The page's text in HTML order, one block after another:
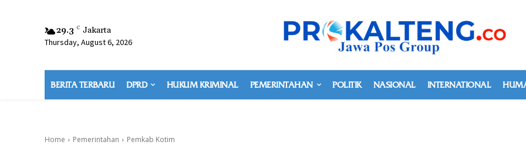
29.3 C Jakarta
Thursday, August 6, 2026
BERITA TERBARU DPRD HUKUM KRIMINAL PEMERINTAHAN POLITIK NASIONAL INTERNATIONAL
Home Pemerintahan Pemkab Kotim